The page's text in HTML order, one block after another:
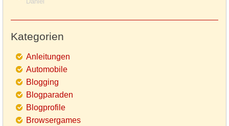
Kategorien
Anleitungen
Automobile
Blogging
Blogparaden
Blogprofile
Browsergames